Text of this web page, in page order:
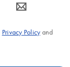
icon_0063_envelope-s
Privacy Policyand